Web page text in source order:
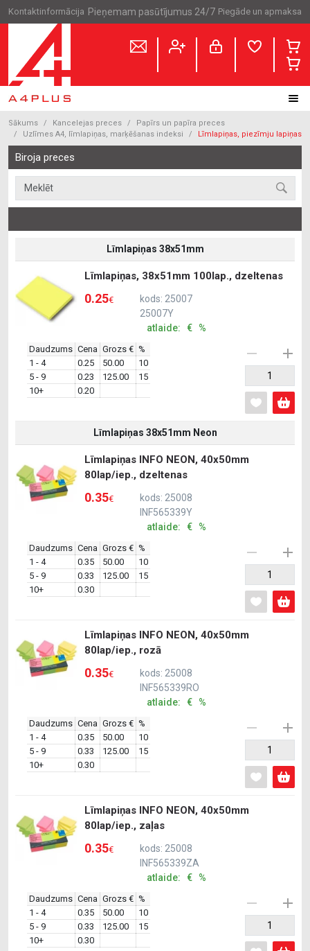
Kontaktinformācija Pieņemam pasūtījumus 24/7 Piegāde un apmaksa
Sākums Kancelejas preces
Papīrs un papīra preces
Uzlīmes A4, līmlapiņas, marķēšanas indeksi
Līmlapiņas, piezīmju lapiņas
Biroja preces
Līmlapiņas 38x51mm
Līmlapiņas, 38x51mm 100lap., dzeltenas
0.25€
kods: 25007
25007Y
atlaide: € %
Daudzums Cena Grozs € %
1 - 4
0.25 50.00
10
5 - 9
0.23 125.00
15
10+
0.20
Līmlapiņas 38x51mm Neon
Līmlapiņas INFO NEON, 40x50mm
80lap/iep., dzeltenas
0.35€
kods: 25008
INF565339Y
atlaide: € %
Daudzums Cena Grozs € %
1 - 4
0.35 50.00
10
5 - 9
0.33 125.00
15
10+
0.30
Līmlapiņas INFO NEON, 40x50mm
80lap/iep., rozā
0.35€
kods: 25008
INF565339RO
atlaide: € %
Daudzums Cena Grozs € %
1 - 4
0.35 50.00
10
5 - 9
0.33 125.00
15
10+
0.30
Līmlapiņas INFO NEON, 40x50mm
80lap/iep., zaļas
0.35€
kods: 25008
INF565339ZA
atlaide: € %
Daudzums Cena Grozs € %
1 - 4
0.35 50.00
10
5 - 9
0.33 125.00
15
10+
0.30